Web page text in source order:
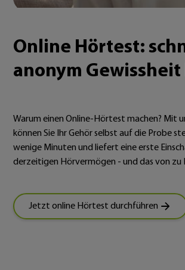
Online Hörtest:
anonym Gewissheit
Warum einen Online-Hörtest machen? Mit
können Sie Ihr Gehör selbst auf die Probe
wenige Minuten und liefert eine erste
derzeitigen Hörvermögen - und das von zu
Jetzt online Hörtest durchführen